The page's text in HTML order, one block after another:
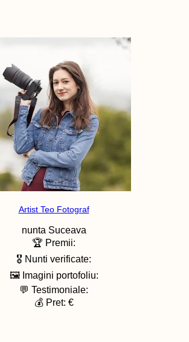
Artist Teo Fotograf
nunta Suceava
🏆 Premii:
🎖️ Nunti verificate:
🖼️ Imagini portofoliu:
💬 Testimoniale:
💰 Pret: €